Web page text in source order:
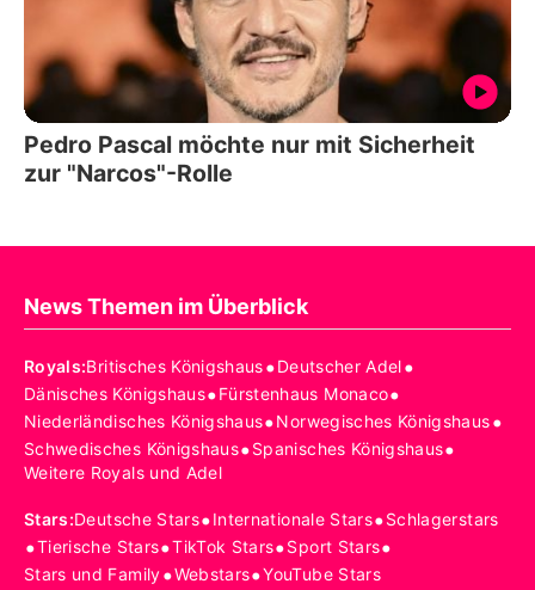
Pedro Pascal möchte nur mit Sicherheit
zur "Narcos"-Rolle
News Themen im Überblick
Royals:Britisches Königshaus•Deutscher Adel•
Dänisches Königshaus•Fürstenhaus Monaco•
Niederländisches Königshaus•Norwegisches Königshaus•
Schwedisches Königshaus•Spanisches Königshaus•
Weitere Royals und Adel
Stars:Deutsche Stars•Internationale Stars•Schlagerstars
•Tierische Stars•TikTok Stars•Sport Stars•
Stars und Family•Webstars•YouTube Stars